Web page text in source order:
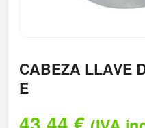
CABEZA LLAVE
E